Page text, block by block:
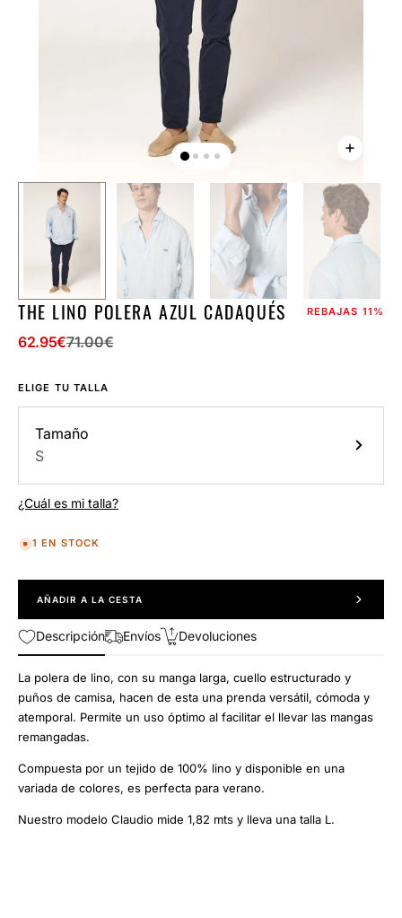
la
vista
de
galería
THE LINO POLERA AZUL CADAQUÉS REBAJAS 11%
Precio
venta
62.95€
Precio
71.00€
ELIGE TU TALLA
Tamaño
S
¿Cuál es mi talla?
1 EN STOCK
AÑADIR A LA CESTA
Descripción Envíos Devoluciones
La polera de lino, con su manga larga, cuello estructurado y
puños de camisa, hacen de esta una prenda versátil, cómoda y
atemporal. Permite un uso óptimo al facilitar el llevar las mangas
remangadas.
Compuesta por un tejido de 100% lino y disponible en una
variada de colores, es perfecta para verano.
Nuestro modelo Claudio mide 1,82 mts y lleva una talla L.